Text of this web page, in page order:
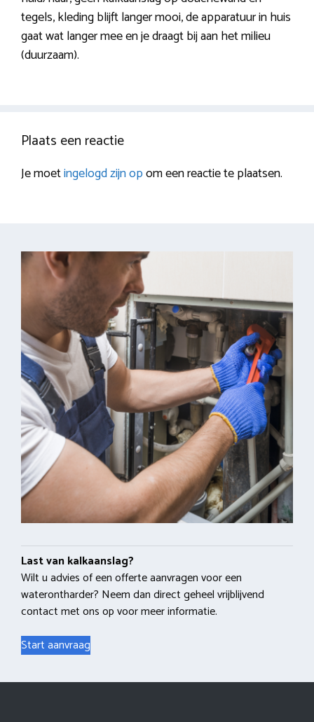
tegels, kleding blijft langer mooi, de apparatuur in huis
gaat wat langer mee en je draagt bij aan het milieu
(duurzaam).
Plaats een reactie
Je moetingelogd zijn opom een reactie te plaatsen.
Last van kalkaanslag?
Wilt u advies of een offerte aanvragen voor een
waterontharder? Neem dan direct geheel vrijblijvend
contact met ons op voor meer informatie.
Start aanvraag